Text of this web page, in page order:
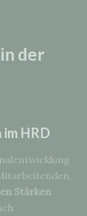
der
HRD
Stärken.